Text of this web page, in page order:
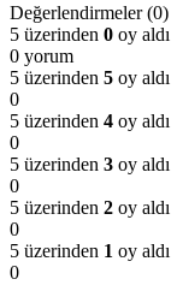
Değerlendirmeler (0)
5 üzerinden 0 oy aldı
0 yorum
5 üzerinden 5 oy aldı
0
5 üzerinden 4 oy aldı
0
5 üzerinden 3 oy aldı
0
5 üzerinden 2 oy aldı
0
5 üzerinden 1 oy aldı
0